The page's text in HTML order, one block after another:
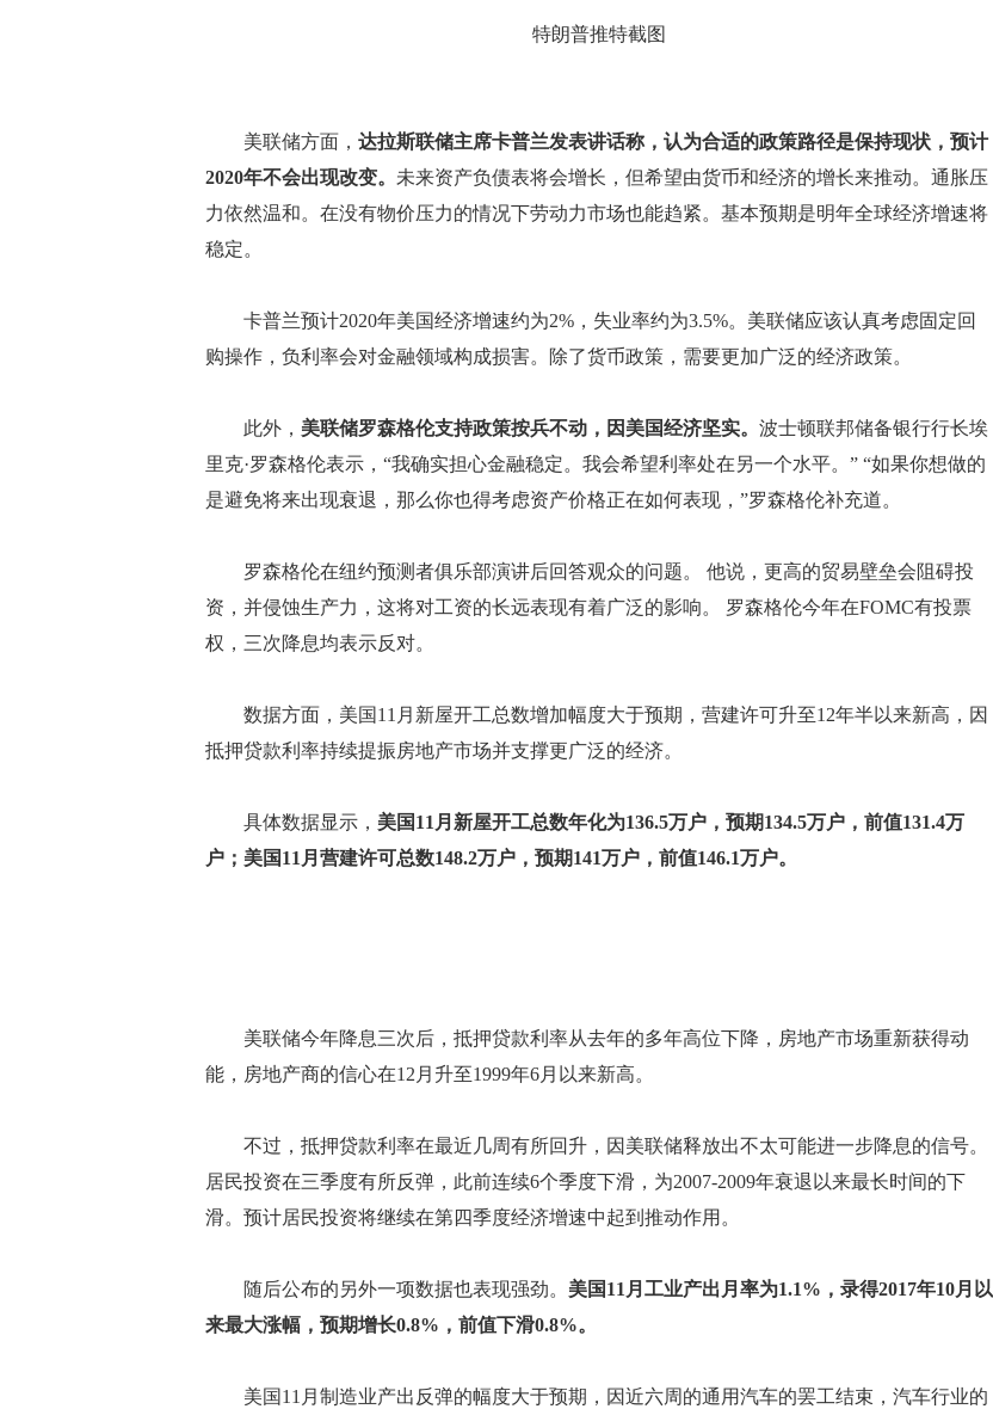
特朗普推特截图
美联储方面， 达拉斯联储主席卡普兰发表讲话称，认为合适的政策路径是保持现状，预计
2020年不会出现改变。 未来资产负债表将会增长，但希望由货币和经济的增长来推动。通胀压
力依然温和。在没有物价压力的情况下劳动力市场也能趋紧。基本预期是明年全球经济增速将
稳定。
卡普兰预计2020年美国经济增速约为2%，失业率约为3.5%。美联储应该认真考虑固定回
购操作，负利率会对金融领域构成损害。除了货币政策，需要更加广泛的经济政策。
此外， 美联储罗森格伦支持政策按兵不动，因美国经济坚实。 波士顿联邦储备银行行长埃
里克·罗森格伦表示，“我确实担心金融稳定。我会希望利率处在另一个水平。” “如果你想做的
是避免将来出现衰退，那么你也得考虑资产价格正在如何表现，”罗森格伦补充道。
罗森格伦在纽约预测者俱乐部演讲后回答观众的问题。 他说，更高的贸易壁垒会阻碍投
资，并侵蚀生产力，这将对工资的长远表现有着广泛的影响。 罗森格伦今年在FOMC有投票
权，三次降息均表示反对。
数据方面，美国11月新屋开工总数增加幅度大于预期，营建许可升至12年半以来新高，因
抵押贷款利率持续提振房地产市场并支撑更广泛的经济。
具体数据显示， 美国11月新屋开工总数年化为136.5万户，预期134.5万户，前值131.4万
户；美国11月营建许可总数148.2万户，预期141万户，前值146.1万户。
美联储今年降息三次后，抵押贷款利率从去年的多年高位下降，房地产市场重新获得动
能，房地产商的信心在12月升至1999年6月以来新高。
不过，抵押贷款利率在最近几周有所回升，因美联储释放出不太可能进一步降息的信号。
居民投资在三季度有所反弹，此前连续6个季度下滑，为2007-2009年衰退以来最长时间的下
滑。预计居民投资将继续在第四季度经济增速中起到推动作用。
随后公布的另外一项数据也表现强劲。 美国11月工业产出月率为1.1%，录得2017年10月以
来最大涨幅，预期增长0.8%，前值下滑0.8%。
美国11月制造业产出反弹的幅度大于预期，因近六周的通用汽车的罢工结束，汽车行业的